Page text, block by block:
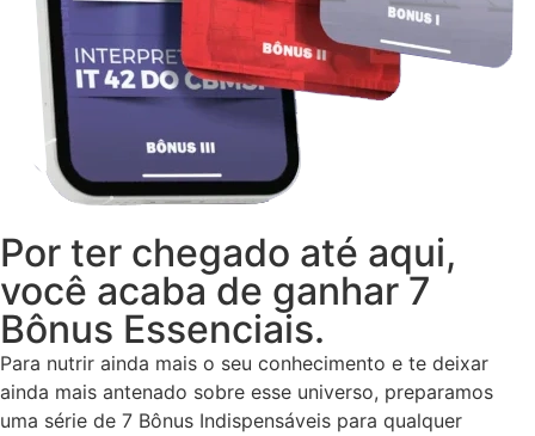
Por ter chegado até aqui,
você acaba de ganhar 7
Bônus Essenciais.
Para nutrir ainda mais o seu conhecimento e te deixar
ainda mais antenado sobre esse universo, preparamos
uma série de 7 Bônus Indispensáveis para qualquer